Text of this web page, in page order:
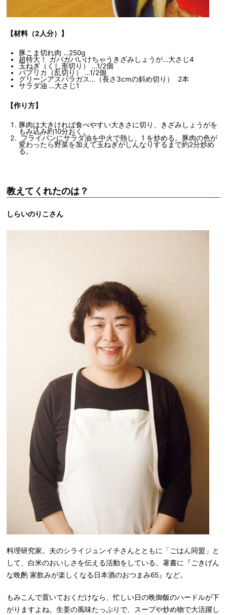
【材料（2人分）】
豚こま切れ肉 …250g
超特大！ ガバガバいけちゃうきざみしょうが…大さじ4
玉ねぎ（くし形切り） …1/2個
パプリカ（乱切り） …1/2個
グリーンアスパラガス…（長さ3cmの斜め切り） 2本
サラダ油 …大さじ1
【作り方】
豚肉は大きければ食べやすい大きさに切り、きざみしょうがを
もみ込み約10分おく。
フライパンにサラダ油を中火で熱し、1 を炒める。豚肉の色が
変わったら野菜を加えて玉ねぎがしんなりするまで約2分炒め
る。
教えてくれたのは？
しらいのりこさん
料理研究家。夫のシライジュンイチさんとともに「ごはん同盟」と
して、白米のおいしさを伝える活動をしている。著書に『ごきげん
な晩酌 家飲みが楽しくなる日本酒のおつまみ65』など。
もみこんで置いておくだけなら、忙しい日の晩御飯のハードルが下
がりますよね。生姜の風味たっぷりで、スープや炒め物で大活躍し